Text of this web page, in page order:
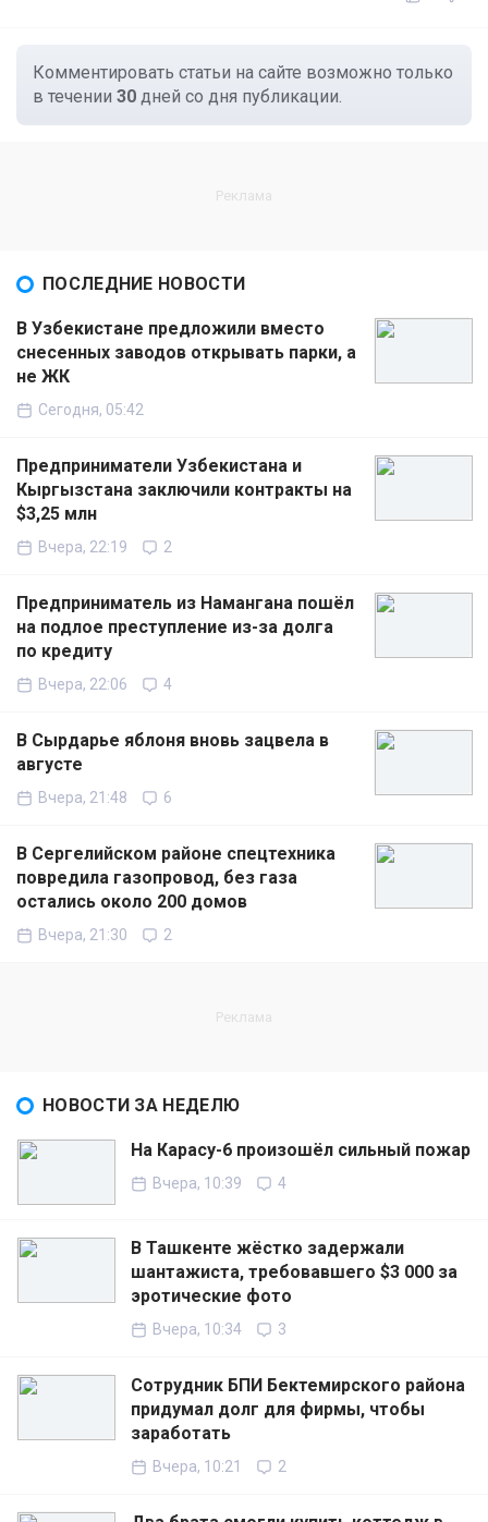
Комментировать статьи на сайте возможно только
в течении 30 дней со дня публикации.
ПОСЛЕДНИЕ НОВОСТИ
В Узбекистане предложили вместо
снесенных заводов открывать парки, а
не ЖК
Сегодня, 05:42
Предприниматели Узбекистана и
Кыргызстана заключили контракты на
$3,25 млн
Вчера, 22:19 2
Предприниматель из Намангана пошёл
на подлое преступление из-за долга
по кредиту
Вчера, 22:06 4
В Сырдарье яблоня вновь зацвела в
августе
Вчера, 21:48 6
В Сергелийском районе спецтехника
повредила газопровод, без газа
остались около 200 домов
Вчера, 21:30 2
НОВОСТИ ЗА НЕДЕЛЮ
На Карасу-6 произошёл сильный пожар
Вчера, 10:39 4
В Ташкенте жёстко задержали
шантажиста, требовавшего $3 000 за
эротические фото
Вчера, 10:34 3
Сотрудник БПИ Бектемирского района
придумал долг для фирмы, чтобы
заработать
Вчера, 10:21 2